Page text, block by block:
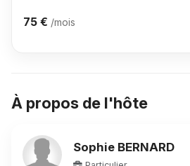
75 € /mois
À propos de l'hôte
Sophie BERNARD